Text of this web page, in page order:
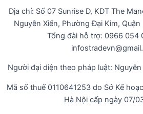
Địa chỉ: Số 07 Sunrise D, KĐT The
Nguyễn Xiển, Phường Đại Kim,
Tổng đài hỗ trợ: 0966 054
Người đại diện theo pháp luật:
Mã số thuế 0110641253 do Sở Kế
Hà Nội cấp ngày 07/